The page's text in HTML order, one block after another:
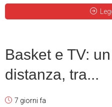
Basket e TV:
distanza, tra...
7 giorni fa